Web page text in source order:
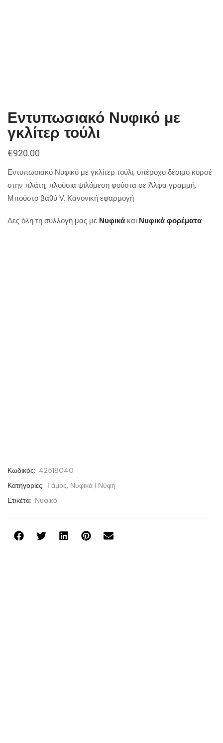
Εντυπωσιακό Νυφικό με
γκλίτερ τούλι
€920.00
Εντυπωσιακό Νυφικό με γκλίτερ τούλι, υπέροχο δέσιμο κορσέ
στην πλάτη, πλούσια ψιλόμεση φούστα σε Άλφα γραμμή.
Μπούστο βαθύ V. Κανονική εφαρμογή
Δες όλη τη συλλογή μας με Νυφικά και Νυφικά φορέματα
Κωδικός: 42518040
Κατηγορίες: Γάμος, Νυφικά | Νύφη
Ετικέτα: Νυφικό